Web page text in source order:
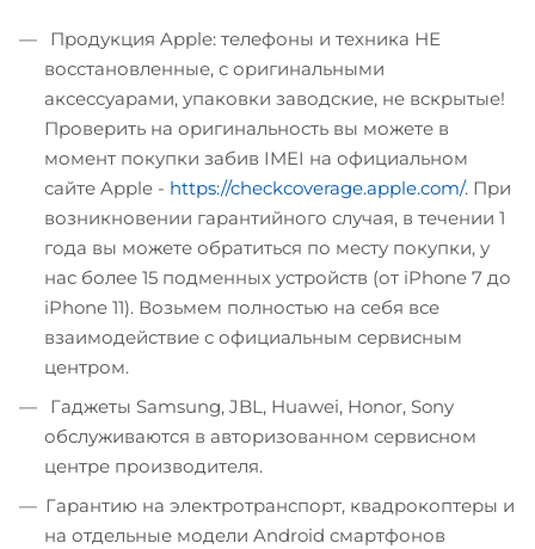
Продукция Apple: телефоны и техника НЕ
восстановленные, с оригинальными
аксессуарами, упаковки заводские, не вскрытые!
Проверить на оригинальность вы можете в
момент покупки забив IMEI на официальном
сайте Apple - https://checkcoverage.apple.com/. При
возникновении гарантийного случая, в течении 1
года вы можете обратиться по месту покупки, у
нас более 15 подменных устройств (от iPhone 7 до
iPhone 11). Возьмем полностью на себя все
взаимодействие с официальным сервисным
центром.
Гаджеты Samsung, JBL, Huawei, Honor, Sony
обслуживаются в авторизованном сервисном
центре производителя.
Гарантию на электротранспорт, квадрокоптеры и
на отдельные модели Android смартфонов